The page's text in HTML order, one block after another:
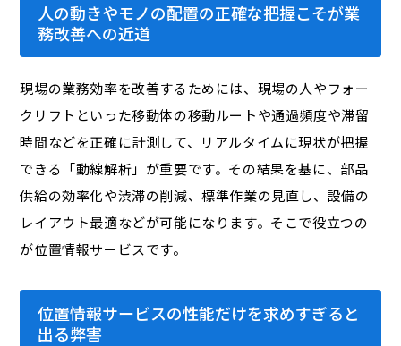
人の動きやモノの配置の正確な把握こそが業
務改善への近道
現場の業務効率を改善するためには、現場の人やフォー
クリフトといった移動体の移動ルートや通過頻度や滞留
時間などを正確に計測して、リアルタイムに現状が把握
できる「動線解析」が重要です。その結果を基に、部品
供給の効率化や渋滞の削減、標準作業の見直し、設備の
レイアウト最適などが可能になります。そこで役立つの
が位置情報サービスです。
位置情報サービスの性能だけを求めすぎると
出る弊害